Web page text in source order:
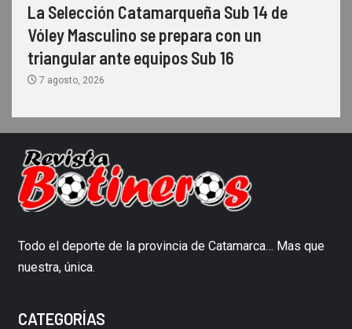
La Selección Catamarqueña Sub 14 de
Vóley Masculino se prepara con un
triangular ante equipos Sub 16
7 agosto, 2026
Todo el deporte de la provincia de Catamarca… Mas que
nuestra, única.
CATEGORÍAS